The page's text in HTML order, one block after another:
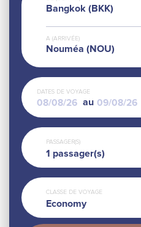
Bangkok (BKK)
A (ARRIVÉE)
Nouméa (NOU)
DATES DE VOYAGE
au
PASSAGER(S)
1 passager(s)
CLASSE DE VOYAGE
Economy